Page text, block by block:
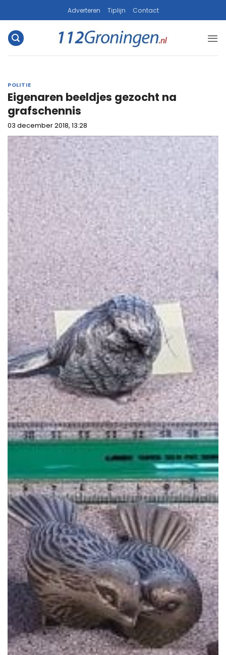
naar
inhoud
Adverteren Tiplijn Contact
POLITIE
Eigenaren beeldjes gezocht na
grafschennis
03 december 2018, 13:28